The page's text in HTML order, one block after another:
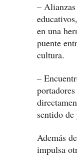
–
en una
puente
cultura.
–
sentido
Además
impulsa